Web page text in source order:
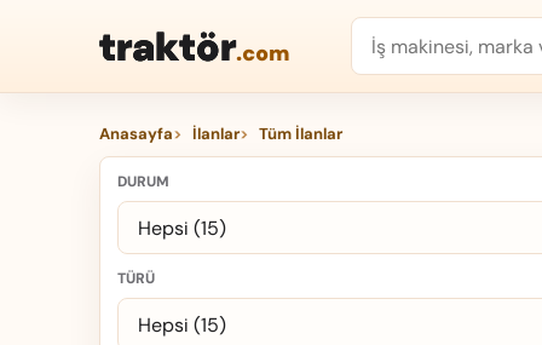
traktör.com
Anasayfa İlanlar Tüm İlanlar
DURUM
TÜRÜ